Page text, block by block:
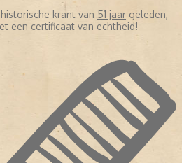
krant van 51 jaar geleden,
een certificaat van echtheid!